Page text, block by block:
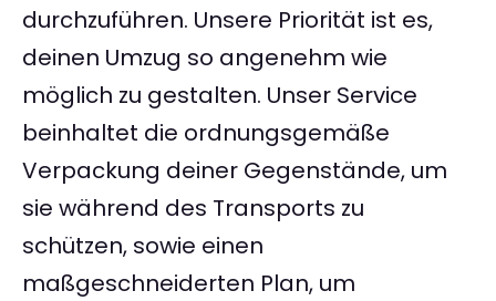
durchzuführen. Unsere Priorität ist es,
deinen Umzug so angenehm wie
möglich zu gestalten. Unser Service
beinhaltet die ordnungsgemäße
Verpackung deiner Gegenstände, um
sie während des Transports zu
schützen, sowie einen
maßgeschneiderten Plan, um